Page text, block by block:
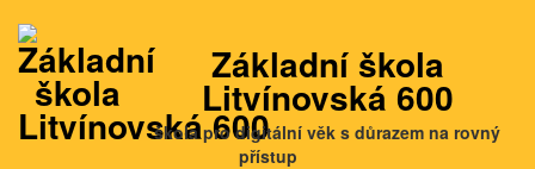
Základní škola
Litvínovská 600
škola pro digitální věk s důrazem na rovný
přístup